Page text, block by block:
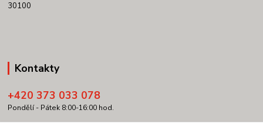
30100
Kontakty
+420 373 033 078
Pondělí - Pátek 8:00-16:00 hod.